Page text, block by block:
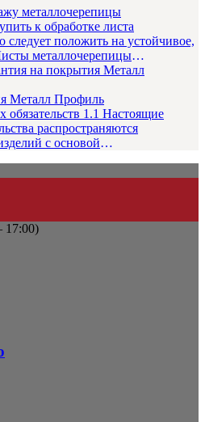
металлочерепицы
к обработке листа
следует положить на устойчивое,
металлочерепицы
в и...
Металл Профиль
обязательств 1.1 Настоящие
распространяются
с основой
17:00)